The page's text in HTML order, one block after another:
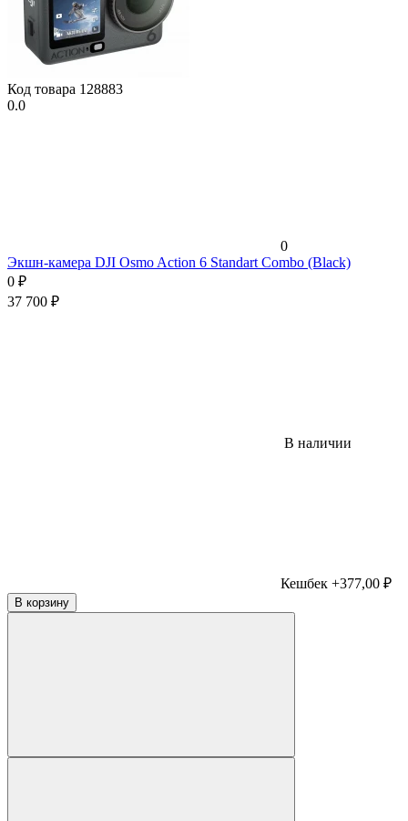
Код товара 128883
0.0
0
Экшн-камера DJI Osmo Action 6 Standart Combo (Black)
0 ₽
37 700 ₽
В наличии
Кешбек +377,00 ₽
В корзину